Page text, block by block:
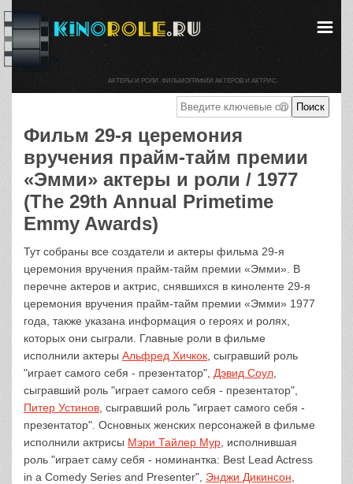
Фильм 29-я церемония
вручения прайм-тайм премии
«Эмми» актеры и роли / 1977
(The 29th Annual Primetime
Emmy Awards)
Тут собраны все создатели и актеры фильма 29-я
церемония вручения прайм-тайм премии «Эмми». В
перечне актеров и актрис, снявшихся в киноленте 29-я
церемония вручения прайм-тайм премии «Эмми» 1977
года, также указана информация о героях и ролях,
которых они сыграли. Главные роли в фильме
исполнили актеры Альфред Хичкок , сыгравший роль
"играет самого себя - презентатор", Дэвид Соул
сыгравший роль "играет самого себя - презентатор",
Питер Устинов , сыгравший роль "играет самого себя -
презентатор". Основных женских персонажей в фильме
исполнили актрисы Мэри Тайлер Мур , исполнившая
роль "играет саму себя - номинантка: Best Lead Actress
in a Comedy Series and Presenter", Энджи Дикинсон
АКТЕРЫ И РОЛИ. ФИЛЬМОГРАФИИ АКТЕРОВ И АКТРИС.